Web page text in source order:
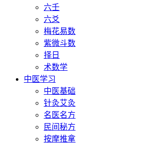
六壬
六爻
梅花易数
紫微斗数
择日
术数学
中医学习
中医基础
针灸艾灸
名医名方
民间秘方
按摩推拿